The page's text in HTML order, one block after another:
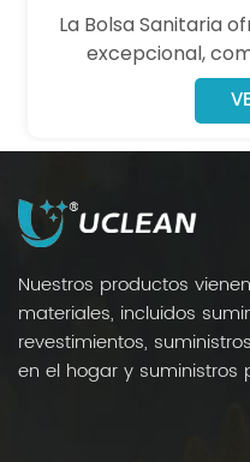
La Bolsa Sanitaria
excepcional,
elegante y
para una
Sanitaria, los
contienen de forma
obstrucciones de los
diaria con una
Nuestros productos
materiales, incluidos
revestimientos,
en el hogar y suministros